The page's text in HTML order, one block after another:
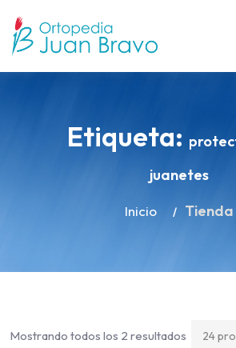
Etiqueta:
juanetes
Inicio Tienda
Mostrando todos los 2 resultados